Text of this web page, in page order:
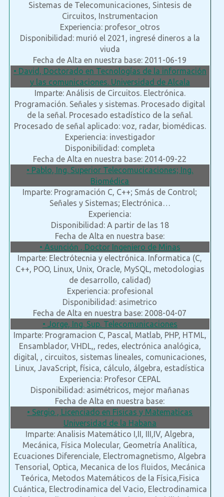
Sistemas de Telecomunicaciones, Sintesis de
Circuitos, Instrumentacion
Experiencia: profesor_otros
Disponibilidad: murió el 2021, ingresé dineros a la
viuda
Fecha de Alta en nuestra base: 2011-06-19
• David, Doctorado en Tecnologías de la información
y las comunicaciones. Universidad de Alcala
Imparte: Análisis de Circuitos. Electrónica.
Programación. Señales y sistemas. Procesado digital
de la señal. Procesado estadístico de la señal.
Procesado de señal aplicado: voz, radar, biomédicas.
Experiencia: investigador
Disponibilidad: completa
Fecha de Alta en nuestra base: 2014-09-22
• Pablo, Ing. Superior Telecomucicaciones; Ing.
Biomédica
Imparte: Programación C, C++; Smás de Control;
Señales y Sistemas; Electrónica…
Experiencia:
Disponibilidad: A partir de las 18
Fecha de Alta en nuestra base:
• Asunción , Doctor Ingeniero de Minas
Imparte: Electrótecnia y electrónica. Informatica (C,
C++, POO, Linux, Unix, Oracle, MySQL, metodologias
de desarrollo, calidad)
Experiencia: profesional
Disponibilidad: asimetrico
Fecha de Alta en nuestra base: 2008-04-07
• Jorge, Ing. Sup. Telecomunicaciones
Imparte: Programacion C, Pascal, Matlab, PHP, HTML,
Ensamblador, VHDL,, redes, electrónica analógica,
digital, , circuitos, sistemas lineales, comunicaciones,
Linux, JavaScript, física, cálculo, álgebra, estadística
Experiencia: Profesor CEPAL
Disponibilidad: asimétricos, mejor mañanas
Fecha de Alta en nuestra base:
• Sergio , Licenciado en Fisicas y Matematicas
Universidad de la Habana
Imparte: Analisis Matemático I,II, III,IV, Algebra,
Mecánica, Física Molecular, Geometría Analítica,
Ecuaciones Diferenciale, Electromagnetismo, Algebra
Tensorial, Optica, Mecanica de los fluidos, Mecánica
Teórica, Metodos Matemáticos de la Física,Fisica
Cuántica, Electrodinamica del Vacio, Electrodinamica